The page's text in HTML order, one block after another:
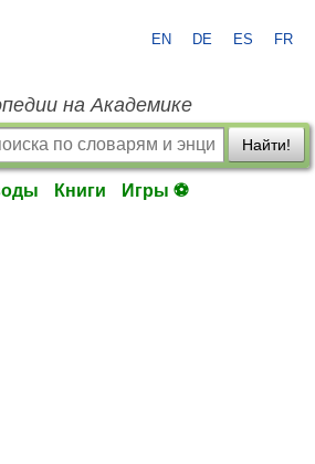
EN DE ES FR
на Академике
Найти!
Книги Игры ⚽